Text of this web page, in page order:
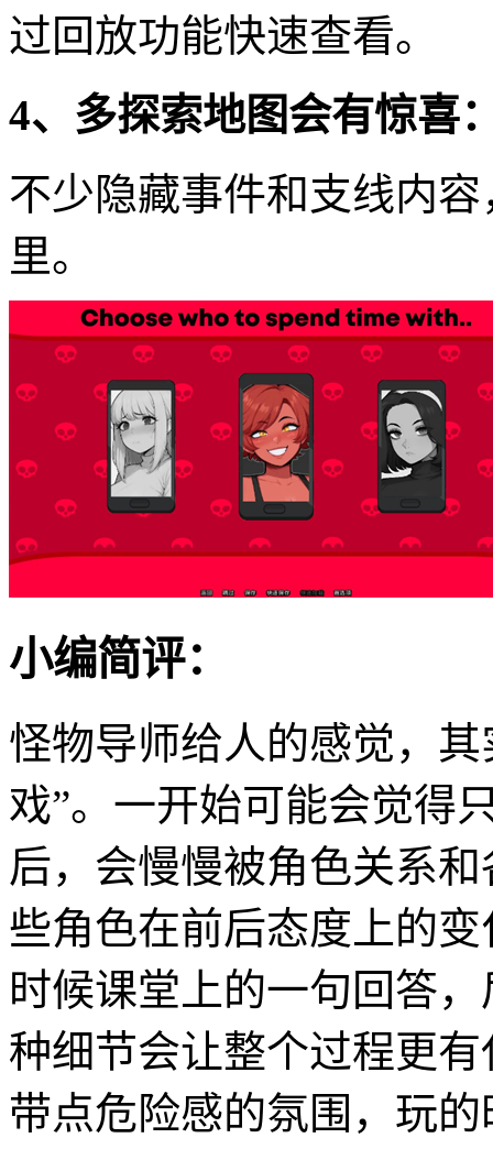
过回放功能快速查看。
4、多探索地图会有惊喜
不少隐藏事件和支线内
里。
小编简评：
怪物导师给人的感觉，
戏”。一开始可能会觉得
后，会慢慢被角色关系
些角色在前后态度上的
时候课堂上的一句回答
种细节会让整个过程更
带点危险感的氛围，玩